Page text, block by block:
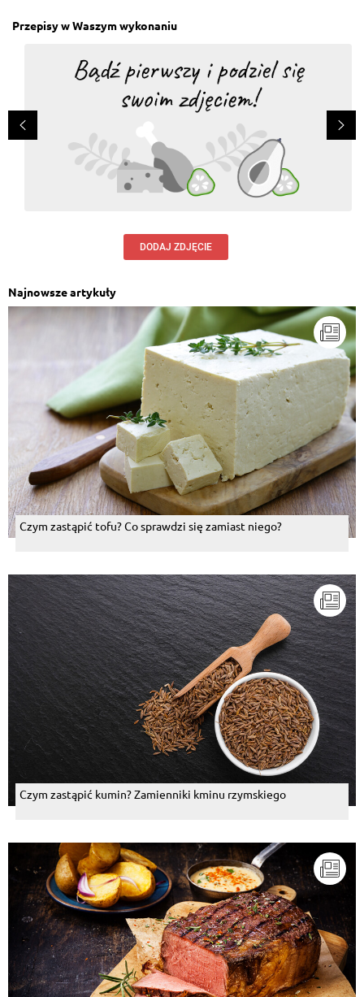
Przepisy w Waszym wykonaniu
DODAJ ZDJĘCIE
Najnowsze artykuły
Czym zastąpić tofu? Co sprawdzi się zamiast niego?
Czym zastąpić kumin? Zamienniki kminu rzymskiego